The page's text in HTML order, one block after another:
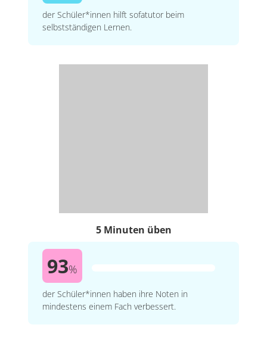
der Schüler*innen hilft sofatutor beim
selbstständigen Lernen.
5 Minuten üben
93%
der Schüler*innen haben ihre Noten in
mindestens einem Fach verbessert.